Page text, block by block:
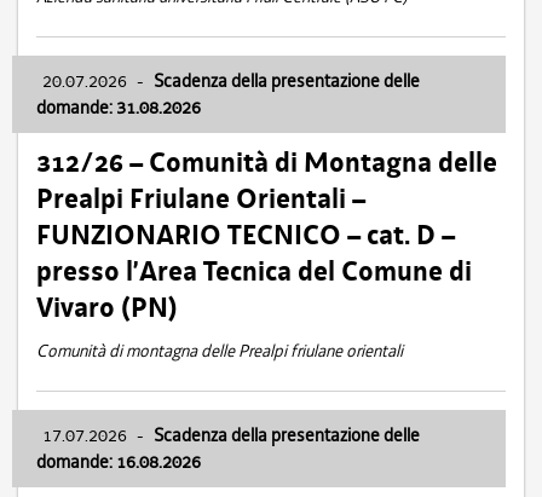
20.07.2026 - Scadenza della presentazione delle
domande: 31.08.2026
312/26 – Comunità di Montagna delle
Prealpi Friulane Orientali –
FUNZIONARIO TECNICO – cat. D –
presso l’Area Tecnica del Comune di
Vivaro (PN)
Comunità di montagna delle Prealpi friulane orientali
17.07.2026 - Scadenza della presentazione delle
domande: 16.08.2026